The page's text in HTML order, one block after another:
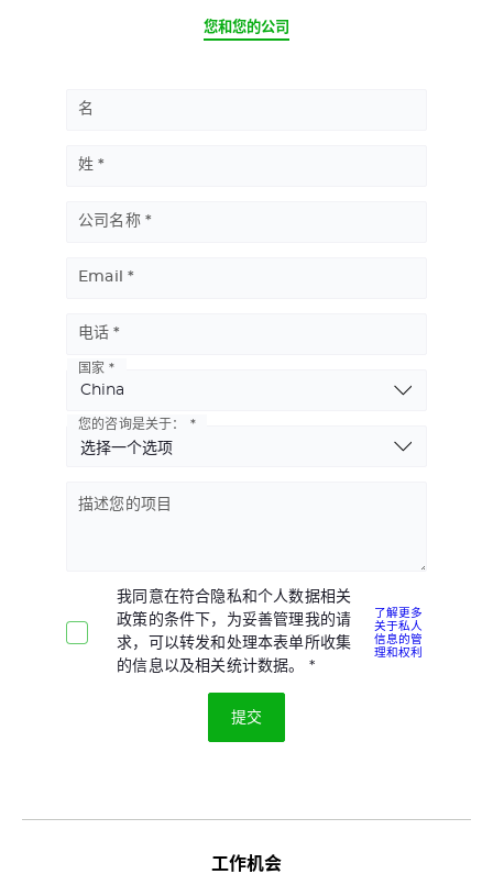
CURRENT
您和您的公司
名
姓
公司名称
Email
电话
Basic
Address
国家
您的咨询是关于：
描述您的项目
我同意在符合隐私和个人数据相关
政策的条件下，为妥善管理我的请
求，可以转发和处理本表单所收集
的信息以及相关统计数据。
了解更多
关于私人
信息的管
理和权利
工作机会